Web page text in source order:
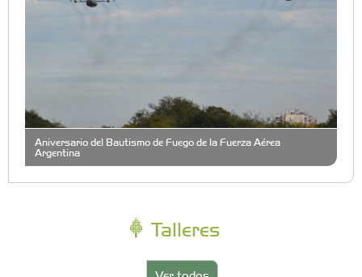
Aniversario del Bautismo de Fuego de la Fuerza Aérea
Argentina
Talleres